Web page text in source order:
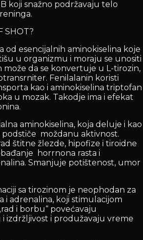
koji snažno podržavaju telo
SHOT?
od esencijalnih aminokiselina koje
u organizmu i moraju se unositi
može da se konvertuje u L-tirozin,
Fenilalanin koristi
kao i aminokiselina triptofan
u mozak. Takodje ima i efekat
aminokiselina, koja deluje i kao
moždanu aktivnost.
štitne žlezde, hipofize i tiroidne
horrnona rasta i
Smanjuje potištenost, umor
sa tirozinom je neophodan za
i adrenalina, koji stimulacijom
i borbu“ povećavaju
izdržljivost i produžavaju vreme